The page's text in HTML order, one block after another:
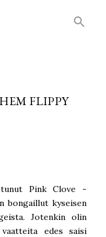
FLIPPY
Pink Clove -
bongaillut kyseisen
Jotenkin olin
edes saisi